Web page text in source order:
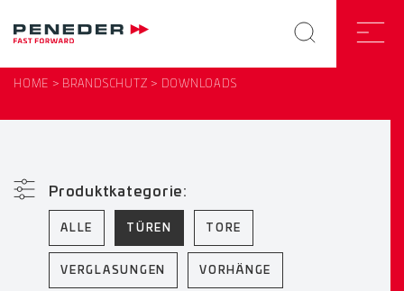
HOME BRANDSCHUTZ DOWNLOADS
Produktkategorie:
ALLE TÜREN TORE
VERGLASUNGEN VORHÄNGE